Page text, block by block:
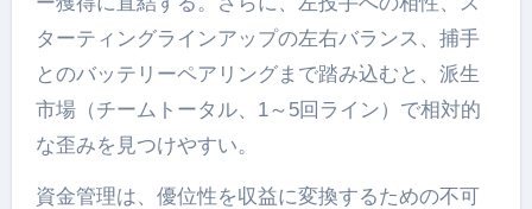
ターティングラインアップの左右バランス、捕手
とのバッテリーペアリングまで踏み込むと、派生
市場（チームトータル、1～5回ライン）で相対的
な歪みを見つけやすい。
資金管理は、優位性を収益に変換するための不可